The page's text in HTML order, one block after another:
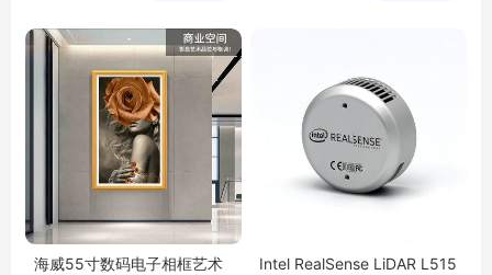
海威55寸数码电子相框艺术
Intel RealSense LiDAR L515